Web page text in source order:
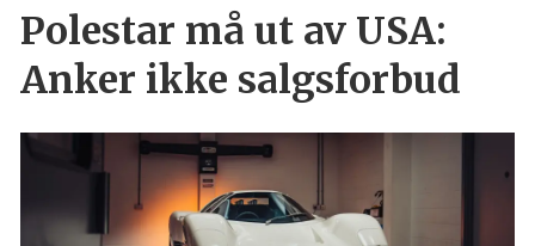
Polestar må ut av USA:
Anker ikke salgsforbud